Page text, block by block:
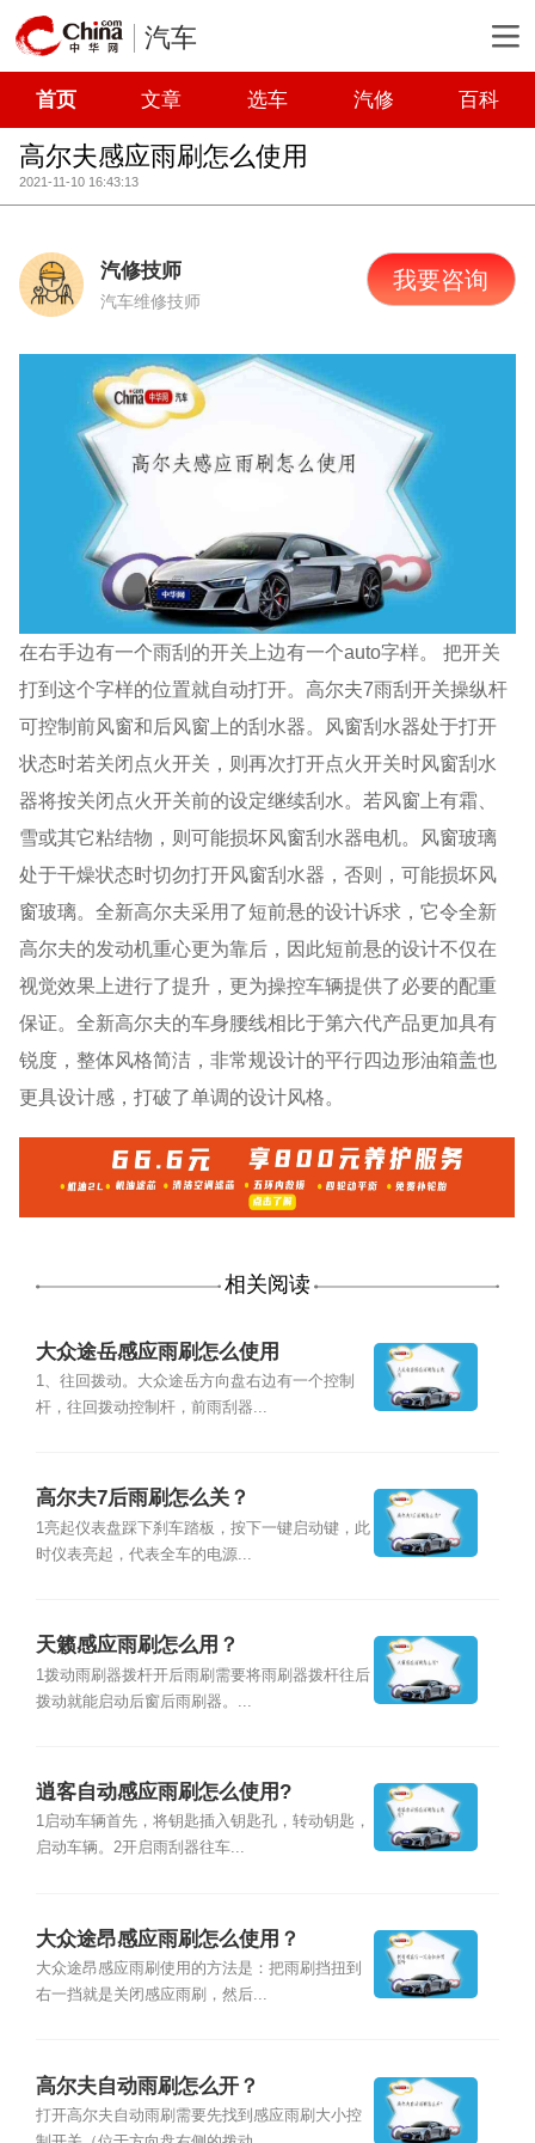
汽车
首页 文章 选车 汽修 百科
高尔夫感应雨刷怎么使用
2021-11-10 16:43:13
汽修技师
汽车维修技师
我要咨询
在右手边有一个雨刮的开关上边有一个auto字样。 把开关
打到这个字样的位置就自动打开。高尔夫7雨刮开关操纵杆
可控制前风窗和后风窗上的刮水器。风窗刮水器处于打开
状态时若关闭点火开关，则再次打开点火开关时风窗刮水
器将按关闭点火开关前的设定继续刮水。若风窗上有霜、
雪或其它粘结物，则可能损坏风窗刮水器电机。风窗玻璃
处于干燥状态时切勿打开风窗刮水器，否则，可能损坏风
窗玻璃。全新高尔夫采用了短前悬的设计诉求，它令全新
高尔夫的发动机重心更为靠后，因此短前悬的设计不仅在
视觉效果上进行了提升，更为操控车辆提供了必要的配重
保证。全新高尔夫的车身腰线相比于第六代产品更加具有
锐度，整体风格简洁，非常规设计的平行四边形油箱盖也
更具设计感，打破了单调的设计风格。
相关阅读
大众途岳感应雨刷怎么使用
1、往回拨动。大众途岳方向盘右边有一个控制
杆，往回拨动控制杆，前雨刮器...
高尔夫7后雨刷怎么关？
1亮起仪表盘踩下刹车踏板，按下一键启动键，此
时仪表亮起，代表全车的电源...
天籁感应雨刷怎么用？
1拨动雨刷器拨杆开后雨刷需要将雨刷器拨杆往后
拨动就能启动后窗后雨刷器。...
逍客自动感应雨刷怎么使用?
1启动车辆首先，将钥匙插入钥匙孔，转动钥匙，
启动车辆。2开启雨刮器往车...
大众途昂感应雨刷怎么使用？
大众途昂感应雨刷使用的方法是：把雨刷挡扭到
右一挡就是关闭感应雨刷，然后...
高尔夫自动雨刷怎么开？
打开高尔夫自动雨刷需要先找到感应雨刷大小控